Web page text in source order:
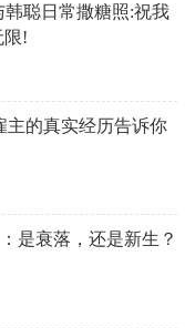
聪日常撒糖照:祝我
限!
主的真实经历告诉你
是衰落，还是新生？